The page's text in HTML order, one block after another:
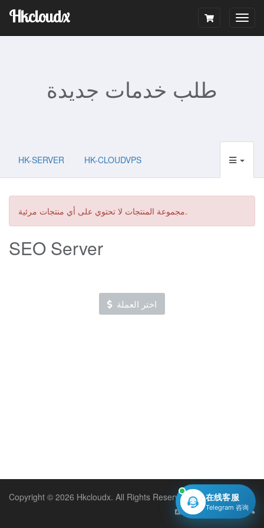
Hkcloudx
طلب خدمات جديدة
HK-SERVER HK-CLOUDVPS
مجموعة المنتجات لا تحتوي على أي منتجات مرئية.
SEO Server
اختر العملة
Copyright © 2026 Hkcloudx. All Rights Reserved.
العربية
在线客服
Telegram 咨询